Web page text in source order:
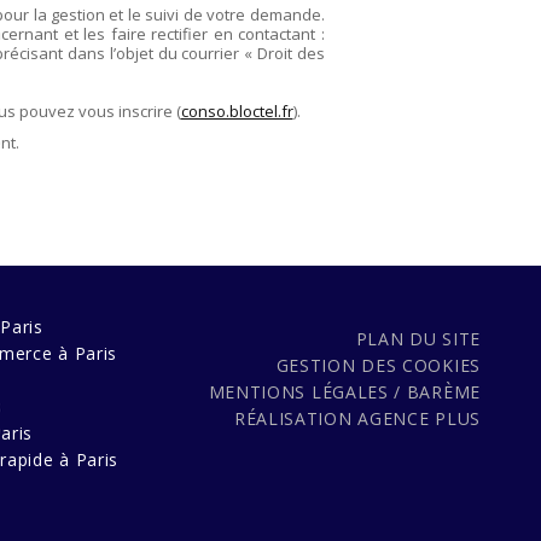
la gestion et le suivi de votre demande.
et les faire rectifier en contactant :
dans l’objet du courrier « Droit des
pouvez vous inscrire (conso.bloctel.fr).
à Paris
à Paris
PLAN DU SITE
GESTION DES COOKIES
MENTIONS LÉGALES / BARÈME
RÉALISATIONAGENCE PLUS